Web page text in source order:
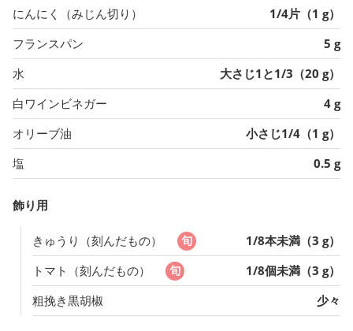
にんにく（みじん切り）
1/4片（1 g）
フランスパン
5 g
水
大さじ1と1/3（20 g）
白ワインビネガー
4 g
オリーブ油
小さじ1/4（1 g）
塩
0.5 g
飾り用
きゅうり（刻んだもの）
1/8本未満（3 g）
トマト（刻んだもの）
1/8個未満（3 g）
粗挽き黒胡椒
少々